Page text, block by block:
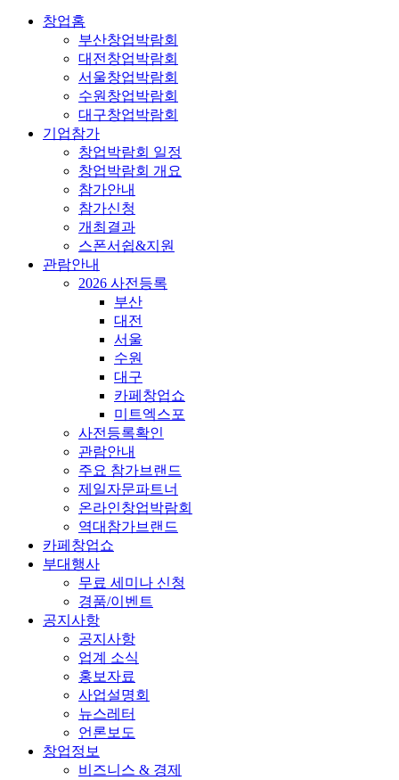
창업홈
부산창업박람회
대전창업박람회
서울창업박람회
수원창업박람회
대구창업박람회
기업참가
창업박람회 일정
창업박람회 개요
참가안내
참가신청
개최결과
스폰서쉽&지원
관람안내
2026 사전등록
부산
대전
서울
수원
대구
카페창업쇼
미트엑스포
사전등록확인
관람안내
주요 참가브랜드
제일자문파트너
온라인창업박람회
역대참가브랜드
카페창업쇼
부대행사
무료 세미나 신청
경품/이벤트
공지사항
공지사항
업계 소식
홍보자료
사업설명회
뉴스레터
언론보도
창업정보
비즈니스 & 경제